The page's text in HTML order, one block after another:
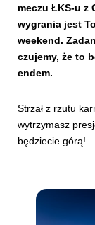
SKLEP
meczu ŁKS-u z
wygrania jest
weekend.
czujemy, że to
endem.
Strzał z rzutu
wytrzymasz
będziecie górą!